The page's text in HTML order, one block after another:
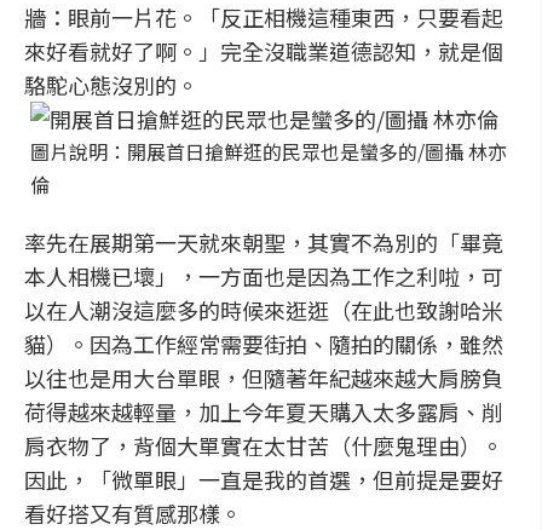
牆：眼前一片花。「反正相機這種東西，只要看起
來好看就好了啊。」完全沒職業道德認知，就是個
駱駝心態沒別的。
圖片說明：開展首日搶鮮逛的民眾也是蠻多的/圖攝 林亦
倫
率先在展期第一天就來朝聖，其實不為別的「畢竟
本人相機已壞」，一方面也是因為工作之利啦，可
以在人潮沒這麼多的時候來逛逛（在此也致謝哈米
貓）。因為工作經常需要街拍、隨拍的關係，雖然
以往也是用大台單眼，但隨著年紀越來越大肩膀負
荷得越來越輕量，加上今年夏天購入太多露肩、削
肩衣物了，背個大單實在太甘苦（什麼鬼理由）。
因此，「微單眼」一直是我的首選，但前提是要好
看好搭又有質感那樣。